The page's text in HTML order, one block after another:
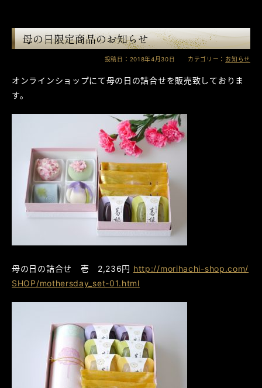
母の日限定商品のお知らせ
投稿日：2018年4月30日 カテゴリー： お知らせ
オンラインショップにて母の日の詰合せを販売致しておりま
す。
母の日の詰合せ 壱 2,236円 http://morihachi-shop.com/
SHOP/mothersday_set-01.html